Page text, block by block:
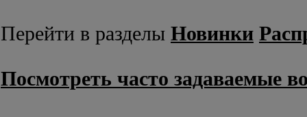
Перейти в разделы Новинки
Посмотреть часто задаваемые